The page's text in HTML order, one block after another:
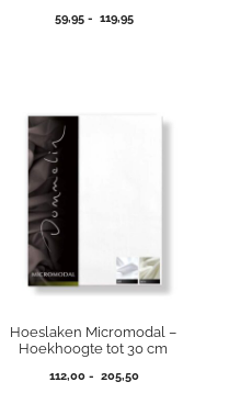
59,95 - 119,95Prijsklasse:
Hoeslaken Micromodal –
Hoekhoogte tot 30 cm
112,00 - 205,50Prijsklasse: